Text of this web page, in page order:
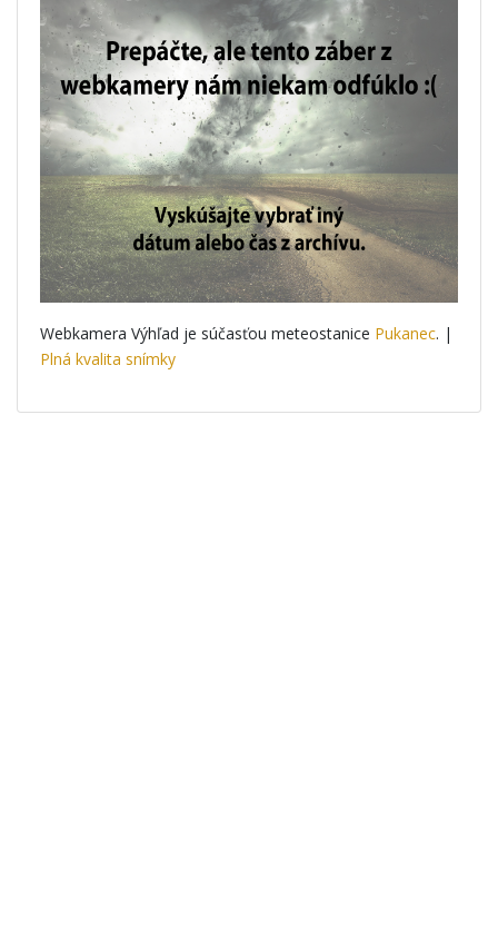
Webkamera Výhľad je súčasťou meteostanice Pukanec. |
Plná kvalita snímky